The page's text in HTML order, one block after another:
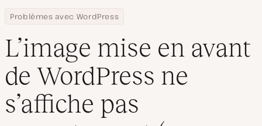
Prix
Contact
Home
Centre de ressources
Blog
Problèmes avec WordPress
L’image mise en avant de WordPress ne s’affiche pas
L’image mise en avant
de WordPress ne
s’affiche pas